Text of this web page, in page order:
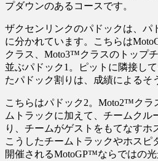
プダウンのあるコースです。
ザクセンリンクのパドックは、パ
に分かれています。こちらは
クラス、Moto3™クラスのトップ
並ぶパドック1。ピットに隣接し
たパドック割りは、成績によるそ
こちらはパドック2。Moto2™ク
ムトラックに加えて、チームクル
り、チームがゲストをもてなすホ
こうしたチームトラックやホスピ
開催されるMotoGP™ならではの光